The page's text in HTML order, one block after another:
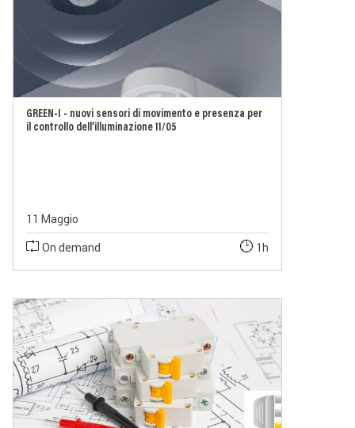
GREEN-I - nuovi sensori di movimento e presenza per
il controllo dell’illuminazione 11/05
11 Maggio
On demand
1h